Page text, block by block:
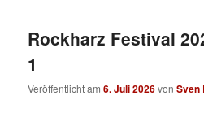
Rockharz Festival
1
Veröffentlicht am6. Juli 2026vonSven